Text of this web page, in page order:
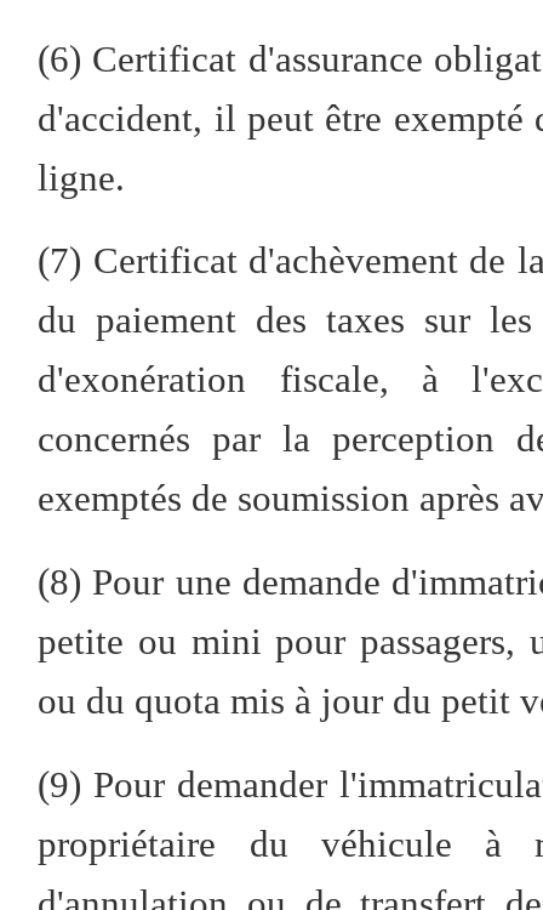
(6) Certificat d'assurance
d'accident, il peut être exempté
ligne.
(7) Certificat d'achèvement de
du paiement des taxes sur
d'exonération fiscale, à
concernés par la perception
exemptés de soumission après
(8) Pour une demande
petite ou mini pour
ou du quota mis à jour du petit
(9) Pour demander
propriétaire du véhicule à